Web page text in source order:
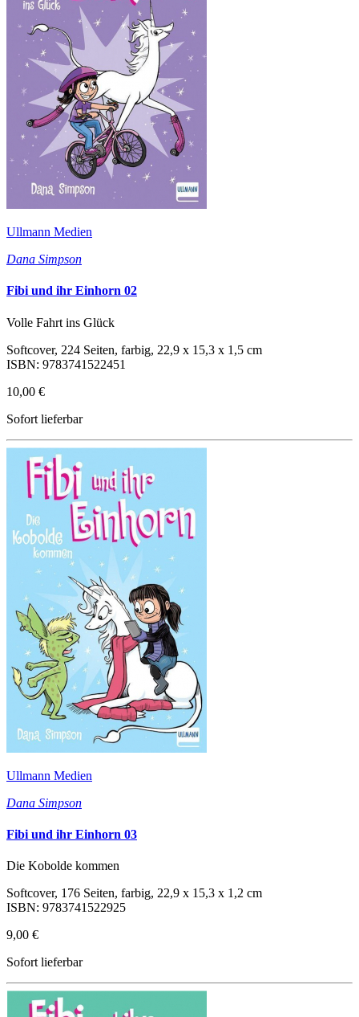
Ullmann Medien
Dana Simpson
Fibi und ihr Einhorn 02
Volle Fahrt ins Glück
Softcover, 224 Seiten, farbig, 22,9 x 15,3 x 1,5 cm
ISBN: 9783741522451
10,00 €
Sofort lieferbar
Ullmann Medien
Dana Simpson
Fibi und ihr Einhorn 03
Die Kobolde kommen
Softcover, 176 Seiten, farbig, 22,9 x 15,3 x 1,2 cm
ISBN: 9783741522925
9,00 €
Sofort lieferbar